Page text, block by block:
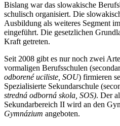
Bislang war das slowakische
schulisch organisiert. Die
Ausbildung als weiteres Segment
eingeführt. Die gesetzlichen
Kraft getreten.
Seit 2008 gibt es nur noch zwei
vormaligen Berufsschulen
odborené uciliste, SOU) firmieren
Spezialisierte Sekundarschule
stredná odborná skola, SOS). Der
Sekundarbereich II wird an den
Gymnázium angeboten.